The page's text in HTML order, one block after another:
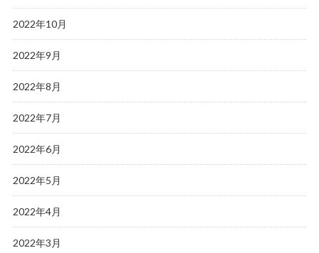
2022年10月
2022年9月
2022年8月
2022年7月
2022年6月
2022年5月
2022年4月
2022年3月